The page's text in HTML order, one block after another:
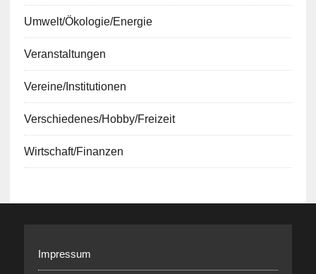
Umwelt/Ökologie/Energie
Veranstaltungen
Vereine/Institutionen
Verschiedenes/Hobby/Freizeit
Wirtschaft/Finanzen
Impressum